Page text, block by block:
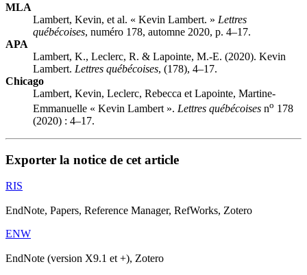
MLA
Lambert, Kevin, et al. « Kevin Lambert. » Lettres
québécoises, numéro 178, automne 2020, p. 4–17.
APA
Lambert, K., Leclerc, R. & Lapointe, M.-E. (2020). Kevin
Lambert. Lettres québécoises, (178), 4–17.
Chicago
Lambert, Kevin, Leclerc, Rebecca et Lapointe, Martine-
Emmanuelle « Kevin Lambert ». Lettres québécoises no 178
(2020) : 4–17.
Exporter la notice de cet article
RIS
EndNote, Papers, Reference Manager, RefWorks, Zotero
ENW
EndNote (version X9.1 et +), Zotero